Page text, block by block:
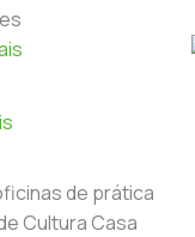
de prática
Cultura Casa